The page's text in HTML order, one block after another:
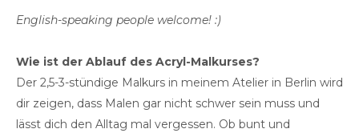
English-speaking people welcome! :)
Wie ist der Ablauf des Acryl-Malkurses?
Der 2,5-3-stündige Malkurs in meinem Atelier in Berlin wird
dir zeigen, dass Malen gar nicht schwer sein muss und
lässt dich den Alltag mal vergessen. Ob bunt und